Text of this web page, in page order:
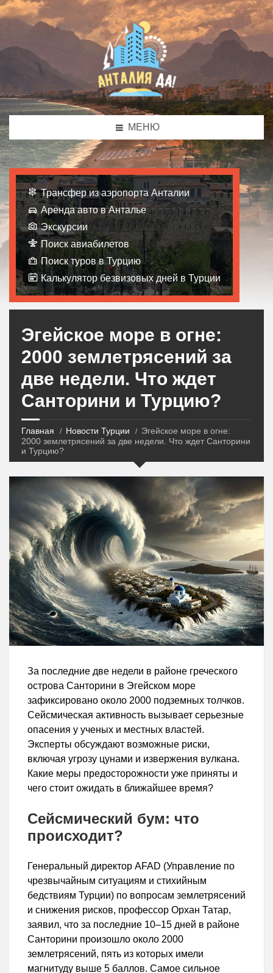
МЕНЮ
Трансфер из аэропорта Анталии
Аренда авто в Анталье
Экскурсии
Поиск авиабилетов
Поиск туров в Турцию
Калькулятор безвизовых дней в Турции
Эгейское море в огне:
2000 землетрясений за
две недели. Что ждет
Санторини и Турцию?
Главная Новости Турции
Эгейское море в огне:
2000 землетрясений за две недели. Что ждет Санторини
и Турцию?
За последние две недели в районе греческого
острова Санторини в Эгейском море
зафиксировано около 2000 подземных толчков.
Сейсмическая активность вызывает серьезные
опасения у ученых и местных властей.
Эксперты обсуждают возможные риски,
включая угрозу цунами и извержения вулкана.
Какие меры предосторожности уже приняты и
чего стоит ожидать в ближайшее время?
Сейсмический бум: что
происходит?
Генеральный директор AFAD (Управление по
чрезвычайным ситуациям и стихийным
бедствиям Турции) по вопросам землетрясений
и снижения рисков, профессор Орхан Татар,
заявил, что за последние 10–15 дней в районе
Санторини произошло около 2000
землетрясений, пять из которых имели
магнитуду выше 5 баллов. Самое сильное